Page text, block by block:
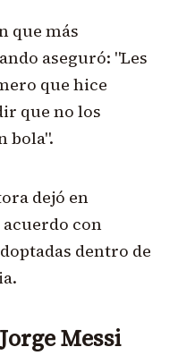
que más
aseguró: "Les
que hice
que no los
bola".
dejó en
acuerdo con
dentro de
Messi